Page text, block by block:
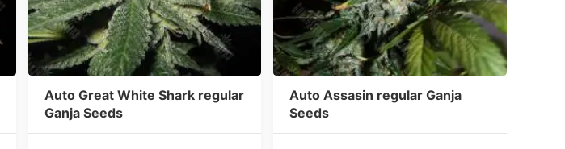
Auto Great White Shark regular
Ganja Seeds
Auto Assasin regular Ganja
Seeds